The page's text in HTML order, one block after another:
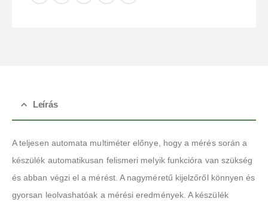
Leírás
A teljesen automata multiméter előnye, hogy a mérés során a
készülék automatikusan felismeri melyik funkcióra van szükség
és abban végzi el a mérést. A nagyméretű kijelzőről könnyen és
gyorsan leolvashatóak a mérési eredmények. A készülék